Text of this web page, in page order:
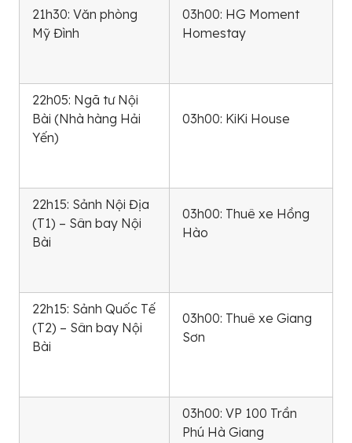
21h30: Văn phòng
Mỹ Đình
03h00: HG Moment
Homestay
22h05: Ngã tư Nội
Bài (Nhà hàng Hải
Yến)
03h00: KiKi House
22h15: Sảnh Nội Địa
(T1) – Sân bay Nội
Bài
03h00: Thuê xe Hồng
Hào
22h15: Sảnh Quốc Tế
(T2) – Sân bay Nội
Bài
03h00: Thuê xe Giang
Sơn
03h00: VP 100 Trần
Phú Hà Giang